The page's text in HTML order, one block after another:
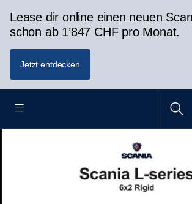
Lease dir online einen neuen
schon ab 1’847 CHF pro Monat.
Jetzt entdecken